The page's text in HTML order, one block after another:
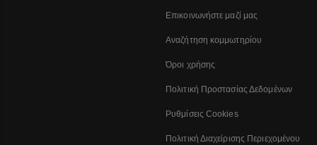
Επικοινωνήστε μαζί μας
Αναζήτηση κομμωτηρίου
Όροι χρήσης
Πολιτική Προστασίας Δεδομένων
Ρυθμίσεις Cookies
Πολιτική Διαχείρισης Περιεχομένου